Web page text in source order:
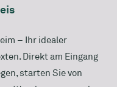
– Ihr idealer
Direkt am Eingang
starten Sie von